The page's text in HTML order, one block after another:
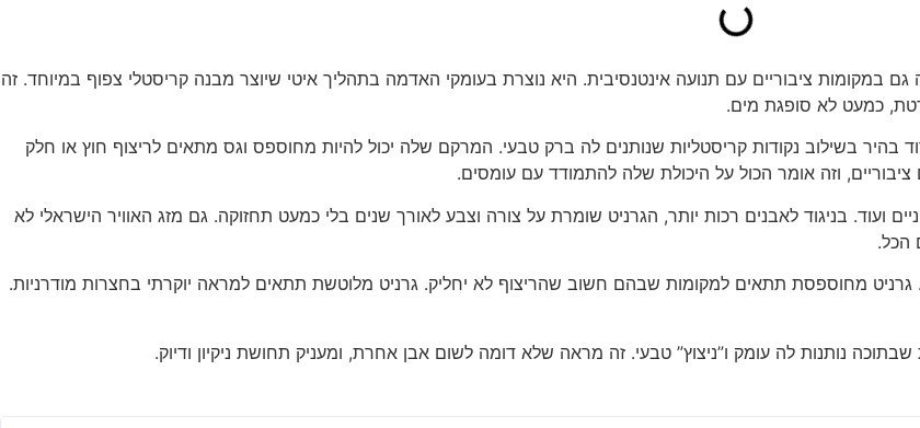
ציבוריים עם תנועה אינטנסיבית. היא נוצרת בעומקי האדמה בתהליך איטי שיוצר מבנה קריסטלי צפוף במיוחד. זה
כמעט לא סופגת מים.
בהיר בשילוב נקודות קריסטליות שנותנים לה ברק טבעי. המרקם שלה יכול להיות מחוספס וגס מתאים לריצוף חוץ או חלק
וזה אומר הכול על היכולת שלה להתמודד עם עומסים.
ועוד. בניגוד לאבנים רכות יותר, הגרניט שומרת על צורה וצבע לאורך שנים בלי כמעט תחזוקה. גם מזג האוויר הישראלי לא
הכל.
מחוספסת תתאים למקומות שבהם חשוב שהריצוף לא יחליק. גרניט מלוטשת תתאים למראה יוקרתי בחצרות מודרניות.
נותנות לה עומק ו”ניצוץ” טבעי. זה מראה שלא דומה לשום אבן אחרת, ומעניק תחושת ניקיון ודיוק.